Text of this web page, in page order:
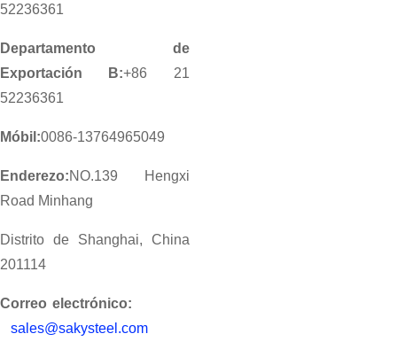
52236361
Departamento de
Exportación B:+86 21
52236361
Móbil:0086-13764965049
Enderezo:NO.139 Hengxi
Road Minhang
Distrito de Shanghai, China
201114
Correo electrónico:
sales@sakysteel.com